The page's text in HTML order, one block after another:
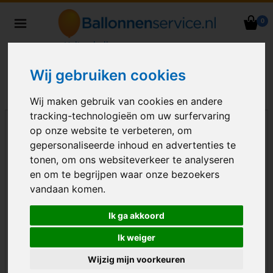
Wij gebruiken cookies
Wij maken gebruik van cookies en andere
tracking-technologieën om uw surfervaring
op onze website te verbeteren, om
gepersonaliseerde inhoud en advertenties te
tonen, om ons websiteverkeer te analyseren
en om te begrijpen waar onze bezoekers
vandaan komen.
Ik ga akkoord
Ik weiger
Wijzig mijn voorkeuren
0
Heliumballonnen en